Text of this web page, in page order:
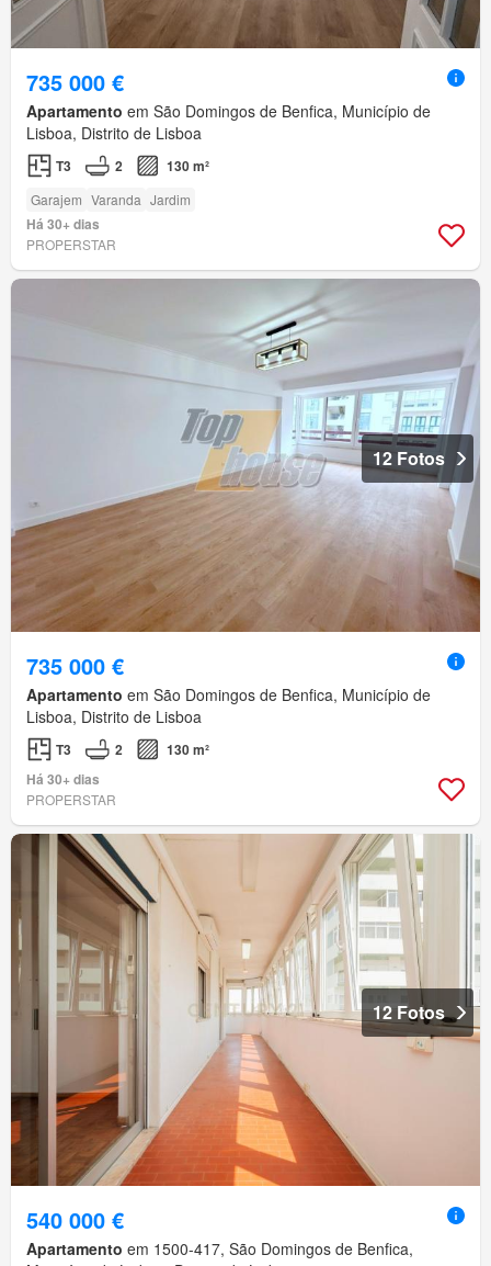
735 000 €
Apartamento em São Domingos de Benfica, Município de
Lisboa, Distrito de Lisboa
T3 2 130 m²
Garajem Varanda Jardim
Há 30+ dias
PROPERSTAR
12 Fotos
735 000 €
Apartamento em São Domingos de Benfica, Município de
Lisboa, Distrito de Lisboa
T3 2
130 m²
Há 30+ dias
PROPERSTAR
12 Fotos
540 000 €
Apartamento em 1500-417, São Domingos de Benfica,